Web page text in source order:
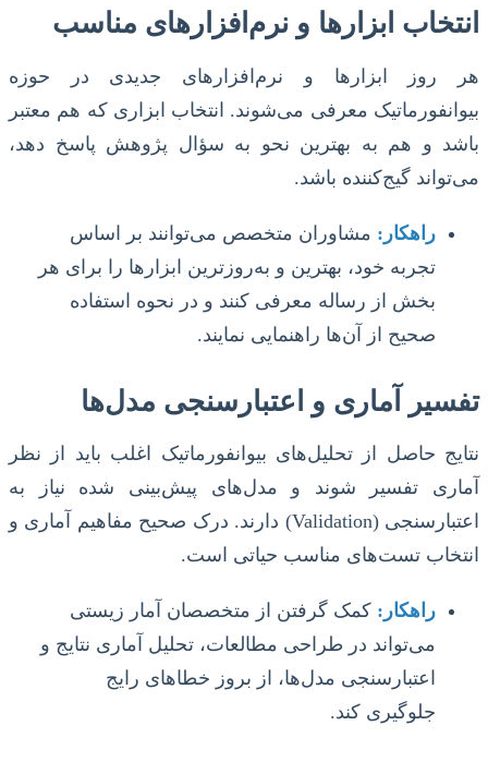
انتخاب ابزارها و نرم‌افزارهای مناسب
هر روز ابزارها و نرم‌افزارهای جدیدی در حوزه
بیوانفورماتیک معرفی می‌شوند. انتخاب ابزاری که هم معتبر
باشد و هم به بهترین نحو به سؤال پژوهش پاسخ دهد،
می‌تواند گیج‌کننده باشد.
راهکار: مشاوران متخصص می‌توانند بر اساس
تجربه خود، بهترین و به‌روزترین ابزارها را برای هر
بخش از رساله معرفی کنند و در نحوه استفاده
صحیح از آن‌ها راهنمایی نمایند.
تفسیر آماری و اعتبارسنجی مدل‌ها
نتایج حاصل از تحلیل‌های بیوانفورماتیک اغلب باید از نظر
آماری تفسیر شوند و مدل‌های پیش‌بینی شده نیاز به
اعتبارسنجی (Validation) دارند. درک صحیح مفاهیم آماری و
انتخاب تست‌های مناسب حیاتی است.
راهکار: کمک گرفتن از متخصصان آمار زیستی
می‌تواند در طراحی مطالعات، تحلیل آماری نتایج و
اعتبارسنجی مدل‌ها، از بروز خطاهای رایج
جلوگیری کند.